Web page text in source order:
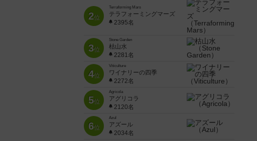
2位
Terraforming Mars
テラフォーミングマーズ
2395名
3位
Stone Garden
枯山水
2281名
4位
Viticulture
ワイナリーの四季
2272名
5位
Agricola
アグリコラ
2120名
6位
Azul
アズール
2034名